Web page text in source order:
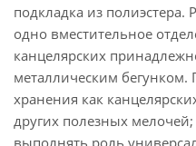
подкладка из полиэстера.
одно вместительное
канцелярских
металлическим бегунком.
хранения как
других полезных
выполнять роль